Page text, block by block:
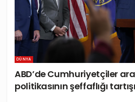
DÜNYA
ABD’de Cumhuriyetçiler
politikasının şeffaflığı